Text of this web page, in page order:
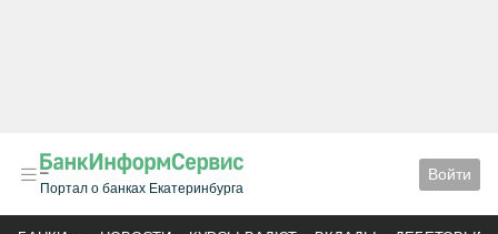
Портал о банках Екатеринбурга
Войти